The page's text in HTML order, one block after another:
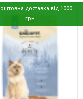
доставка від 1000
грн